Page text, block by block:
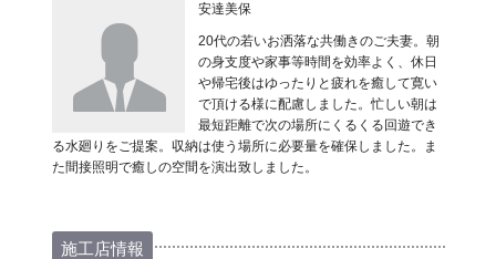
安達美保
20代の若いお洒落な共働きのご夫妻。朝
の身支度や家事等時間を効率よく、休日
や帰宅後はゆったりと疲れを癒して寛い
で頂ける様に配慮しました。忙しい朝は
最短距離で次の場所にくるくる回遊でき
る水廻りをご提案。収納は使う場所に必要量を確保しました。ま
た間接照明で癒しの空間を演出致しました。
施工店情報